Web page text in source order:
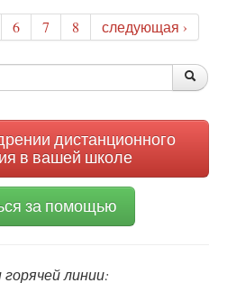
6 7 8 следующая ›
дистанционного
в вашей школе
за помощью
линии: